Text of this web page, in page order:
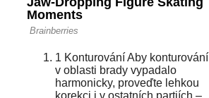
1 Konturování Aby konturování
v oblasti brady vypadalo
harmonicky, proveďte lehkou
korekci i v ostatních partiích –